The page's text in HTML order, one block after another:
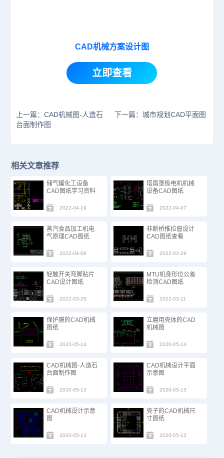
CAD机械方案设计图
立即查看
上一篇：CAD机械图-人造石
台面制作图
下一篇：城市规划CAD平面图
相关文章推荐
储气罐化工设备
CAD图纸学习资料
2022-04-19
塔扇罩极电机机械
设备CAD图纸
2022-04-07
蒸汽食品加工机电
气原理CAD图纸
2022-04-06
非断桥推拉窗设计
CAD图纸查看
2022-03-29
轻触开关弯脚贴片
CAD设计图纸
2022-03-25
MTU机身形位公差
检测CAD图纸
2022-03-11
保护膜的CAD机械
图纸
2020-05-14
立磨用壳体的CAD
机械图
2020-05-14
CAD机械图-人造石
台面制作图
2020-05-13
CAD机械设计平面
示意图
2020-05-13
CAD机械设计示意
图
2020-05-13
壳子的CAD机械尺
寸图纸
2020-05-13